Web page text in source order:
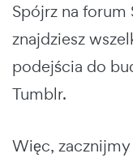
Spójrz na forum
znajdziesz
podejścia do
Tumblr.
Więc,